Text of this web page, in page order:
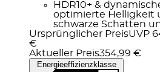
HDR10+ &
optimierte Helligkeit
schwarze Schatten
Ursprünglicher PreisUVP
€
Aktueller Preis354,99 €
Energieeffizienzklasse